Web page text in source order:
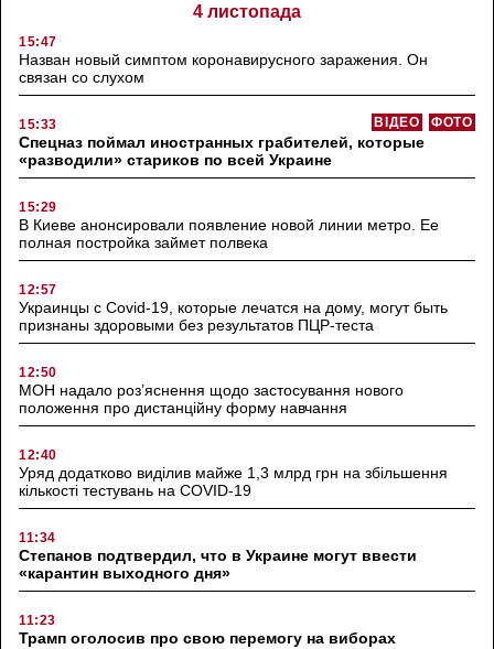
4 листопада
15:47
Назван новый симптом коронавирусного заражения. Он
связан со слухом
15:33 ФОТО
ВІДЕО
Спецназ поймал иностранных грабителей, которые
«разводили» стариков по всей Украине
15:29
В Киеве анонсировали появление новой линии метро. Ее
полная постройка займет полвека
12:57
Украинцы с Covid-19, которые лечатся на дому, могут быть
признаны здоровыми без результатов ПЦР-теста
12:50
МОН надало роз’яснення щодо застосування нового
положення про дистанційну форму навчання
12:40
Уряд додатково виділив майже 1,3 млрд грн на збільшення
кількості тестувань на COVID-19
11:34
Степанов подтвердил, что в Украине могут ввести
«карантин выходного дня»
11:23
Трамп оголосив про свою перемогу на виборах